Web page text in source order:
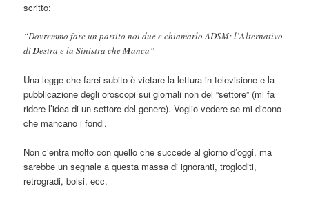
scritto:
“Dovremmo fare un partito noi due e chiamarlo ADSM: l’Alternativo
diDestra e laSinistra cheManca”
Una legge che farei subito è vietare la lettura in televisione e la
pubblicazione degli oroscopi sui giornali non del “settore” (mi fa
ridere l’idea di un settore del genere). Voglio vedere se mi dicono
che mancano i fondi.
Non c’entra molto con quello che succede al giorno d’oggi, ma
sarebbe un segnale a questa massa di ignoranti, trogloditi,
retrogradi, bolsi, ecc.